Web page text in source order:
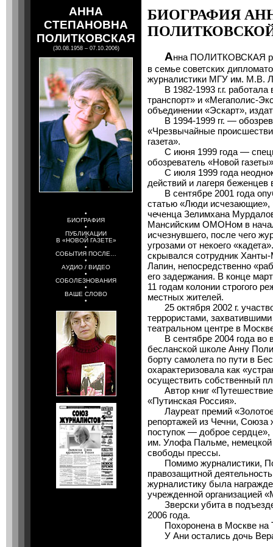
АННА
СТЕПАНОВНА
ПОЛИТКОВСКАЯ
(30.08.1958 – 07.10.2006)
•
БИОГРАФИЯ
•
ПУБЛИКАЦИИ
В «НОВОЙ ГАЗЕТЕ»
•
СОБЫТИЯ ПОСЛЕ…
•
АУДИО / ВИДЕО
•
СОБОЛЕЗНОВАНИЯ
•
ВАШЕ СЛОВО
•
БИОГРАФИЯ
Анна ПОЛИТКОВСКАЯ
в семье советских
журналистики МГУ им. М.В.
В 1982-1993 г.г. работала
транспорт» и «Мегаполис-
объединении «Эскарт»,
В 1994-1999 гг. —
«Чрезвычайные
газета».
С июня 1999 года —
обозреватель «Новой
С июля 1999 года
действий и лагеря беженцев
В сентябре 2001 года
статью «Люди
чеченца Зелимхана
Мансийским ОМОНом в
исчезнувшего, после чего
угрозами от некоего
скрывался сотрудник
Лапин, непосредственно
его задержания. В конце
11 годам колонии строгого
местных жителей.
25 октября 2002 г.
террористами,
театральном центре в
В сентябре 2004 года во
бесланской школе Анну
борту самолета по пути в
охарактеризовала как
осуществить собственный
Автор книг «Путешествие
«Путинская Россия».
Лауреат премий «Золотое
репортажей из Чечни,
поступок — доброе
им. Улофа Пальме, немецкой
свободы прессы.
Помимо журналистики,
правозащитной
журналистику была
учрежденной организацией
Зверски убита в подъезде
2006 года.
Похоронена в Москве на
У Ани остались дочь